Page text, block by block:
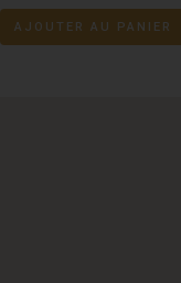
AJOUTER AU PANIER